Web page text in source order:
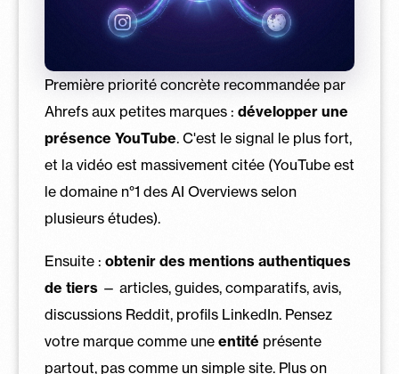
Première priorité concrète recommandée par
Ahrefs aux petites marques : développer une
présence YouTube. C'est le signal le plus fort,
et la vidéo est massivement citée (YouTube est
le domaine n°1 des AI Overviews selon
plusieurs études).
Ensuite : obtenir des mentions authentiques
de tiers— articles, guides, comparatifs, avis,
discussions Reddit, profils LinkedIn. Pensez
votre marque comme une entité présente
partout, pas comme un simple site. Plus on